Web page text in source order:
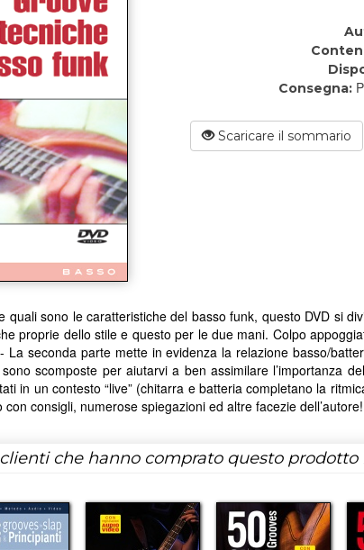
Consegna:
Scaricare il sommario
quali sono le caratteristiche del basso funk, questo DVD si
proprie dello stile e questo per le due mani. Colpo
La seconda parte mette in evidenza la relazione basso/
scomposte per aiutarvi a ben assimilare l’importanza
in un contesto “live” (chitarra e batteria completano la
consigli, numerose spiegazioni ed altre facezie
che hanno comprato questo